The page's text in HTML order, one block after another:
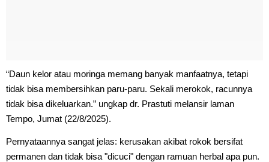
“Daun kelor atau moringa memang banyak manfaatnya, tetapi
tidak bisa membersihkan paru-paru. Sekali merokok, racunnya
tidak bisa dikeluarkan.” ungkap dr. Prastuti melansir laman
Tempo, Jumat (22/8/2025).
Pernyataannya sangat jelas: kerusakan akibat rokok bersifat
permanen dan tidak bisa "dicuci" dengan ramuan herbal apa pun.